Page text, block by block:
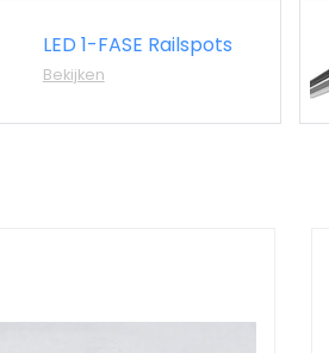
LED 1-FASE Railspots
Bekijken